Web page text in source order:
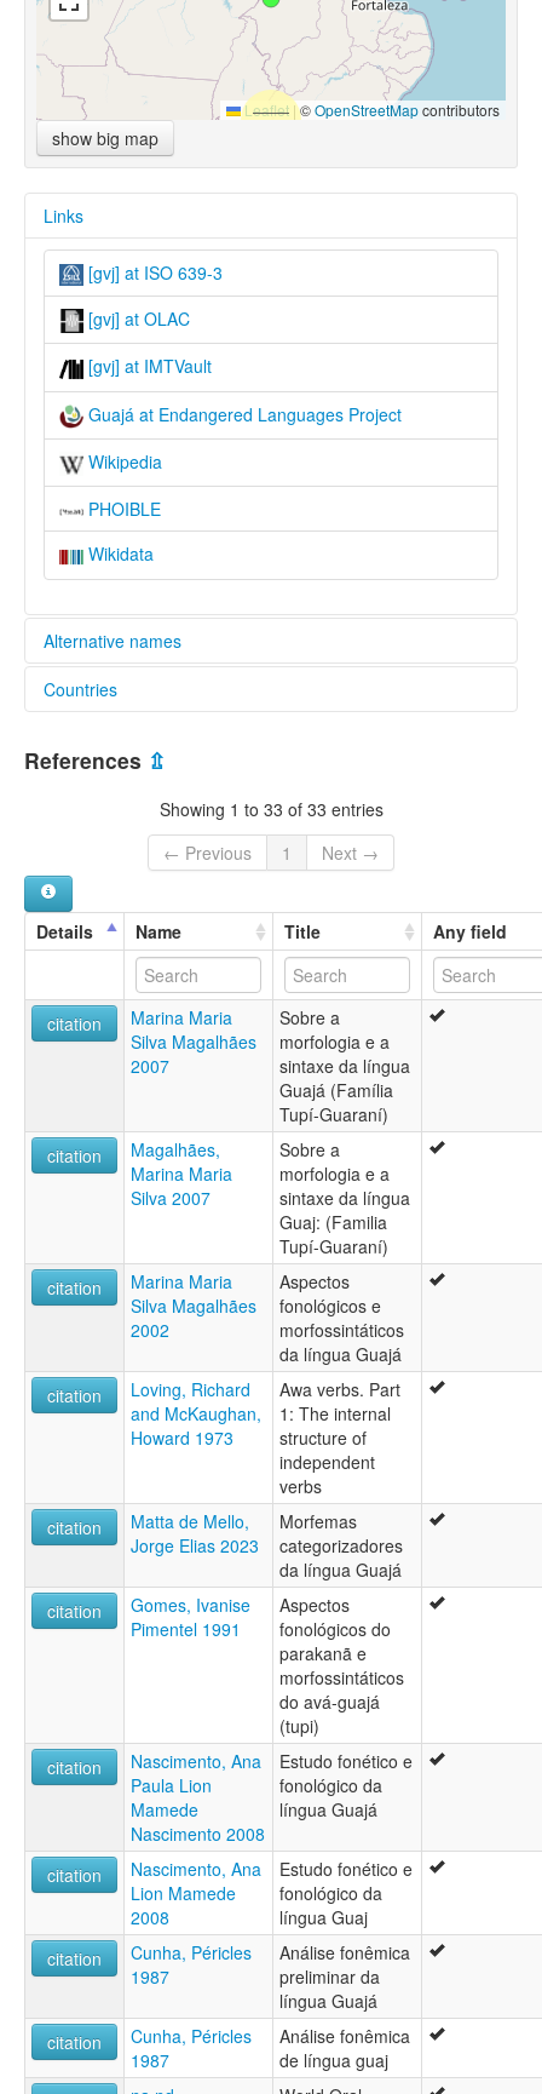
Leaflet |©OpenStreetMapcontributors
show big map
Links
[gvj] at ISO 639-3
[gvj] at OLAC
[gvj] at IMTVault
Guajá at Endangered Languages Project
Wikipedia
PHOIBLE
Wikidata
Alternative names
elcat:
Awá
Awá Guajá
Wazaizara
glottolog:
Guaja
lexvo:
multitree:
Amanage
Amanajo
Avá
Awá
Awá Guajá
Guaxare
Guažá
Ka'apór
Manaze
Manazo
Countries
References ⇫
Showing 1 to 33 of 33 entries
← Previous
1 Next →
Details Name Title Any field
citation
Marina Maria
Silva Magalhães
2007
Sobre a
morfologia e a
sintaxe da língua
Guajá (Família
Tupí-Guaraní)
citation
Magalhães,
Marina Maria
Silva 2007
Sobre a
morfologia e a
sintaxe da língua
Guaj: (Familia
Tupí-Guaraní)
citation
Marina Maria
Silva Magalhães
2002
Aspectos
fonológicos e
morfossintáticos
da língua Guajá
citation
Loving, Richard
and McKaughan,
Howard 1973
Awa verbs. Part
1: The internal
structure of
independent
verbs
citation
Matta de Mello,
Jorge Elias 2023
Morfemas
categorizadores
da língua Guajá
citation
Gomes, Ivanise
Pimentel 1991
Aspectos
fonológicos do
parakanã e
morfossintáticos
do avá-guajá
(tupi)
citation
Nascimento, Ana
Paula Lion
Mamede
Nascimento 2008
Estudo fonético e
fonológico da
língua Guajá
citation
Nascimento, Ana
Lion Mamede
2008
Estudo fonético e
fonológico da
língua Guaj
citation
Cunha, Péricles
1987
Análise fonêmica
preliminar da
língua Guajá
citation
Cunha, Péricles
1987
Análise fonêmica
de língua guaj